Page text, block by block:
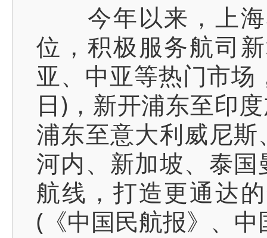
今年以来，上海
位，积极服务航司
亚、中亚等热门市
日)，新开浦东至印
浦东至意大利威尼
河内、新加坡、泰
航线，打造更通达
(《中国民航报》、